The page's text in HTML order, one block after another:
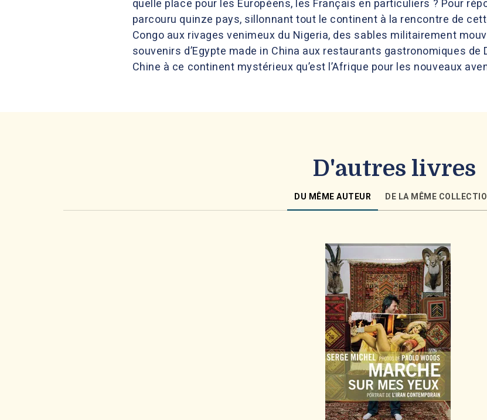
quelle place pour les Européens, les Français en particuliers ? Pour
parcouru quinze pays, sillonnant tout le continent à la rencontre de
Congo aux rivages venimeux du Nigeria, des sables militairement
souvenirs d’Egypte made in China aux restaurants gastronomiques
Chine à ce continent mystérieux qu’est l’Afrique pour les nouveaux
D'autres livres
DU MÊME AUTEUR DE LA MÊME